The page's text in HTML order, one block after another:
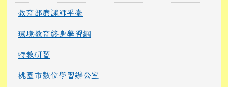
教育部磨課師平臺
環境教育終身學習網
特教研習
桃園市數位學習辦公室